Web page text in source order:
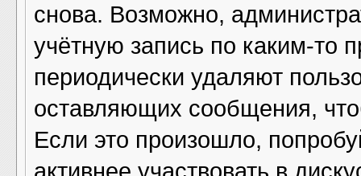
снова. Возможно,
учётную запись по каким-то
периодически удаляют
оставляющих сообщения,
Если это произошло,